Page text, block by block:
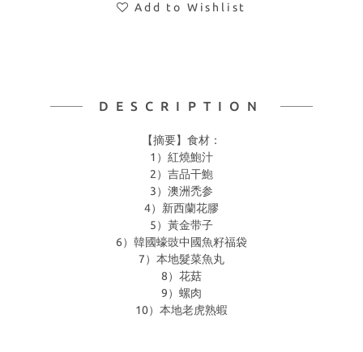
Add to Wishlist
DESCRIPTION
【摘要】食材：
1）紅燒鮑汁
2）吉品干鮑
3）澳洲禿参
4）新西蘭花膠
5）黃金带子
⁠6）韓國蠔豉中國魚籽福袋
7）本地髮菜魚丸
8）花菇
9）螺肉
10）本地老虎熟蝦